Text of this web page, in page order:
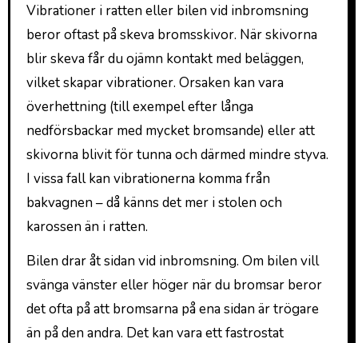
Vibrationer i ratten eller bilen vid inbromsning
beror oftast på skeva bromsskivor. När skivorna
blir skeva får du ojämn kontakt med beläggen,
vilket skapar vibrationer. Orsaken kan vara
överhettning (till exempel efter långa
nedförsbackar med mycket bromsande) eller att
skivorna blivit för tunna och därmed mindre styva.
I vissa fall kan vibrationerna komma från
bakvagnen – då känns det mer i stolen och
karossen än i ratten.
Bilen drar åt sidan vid inbromsning. Om bilen vill
svänga vänster eller höger när du bromsar beror
det ofta på att bromsarna på ena sidan är trögare
än på den andra. Det kan vara ett fastrostat